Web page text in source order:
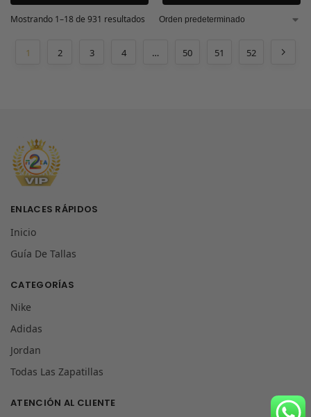
Mostrando 1–18 de 931 resultados
1 2 3 4 … 50 51 52
ENLACES RÁPIDOS
Inicio
Guía De Tallas
CATEGORÍAS
Nike
Adidas
Jordan
Todas Las Zapatillas
ATENCIÓN AL CLIENTE